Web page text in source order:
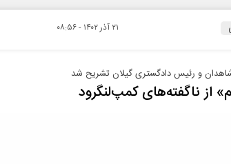
۲۱ آذر ۱۴۰۲ - ۰۸:۵۶
و رئیس دادگستری گیلان تشریح شد
از ناگفته‌های کمپ‌لنگرود